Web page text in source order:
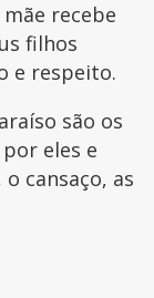
recebe
filhos
e respeito.
são os
eles e
cansaço, as